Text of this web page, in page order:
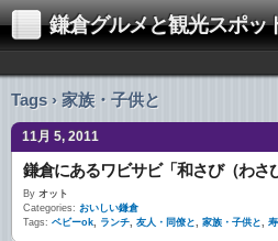
鎌倉グルメと観光スポットをブログで紹介 〜カ
Tags › 家族・子供と
11月 5, 2011
鎌倉にあるワビサビ「和さび（わさ
By オット
Categories: おいしい鎌倉
Tags: ベビーok, ランチ, 友人・同僚と, 家族・子供と,